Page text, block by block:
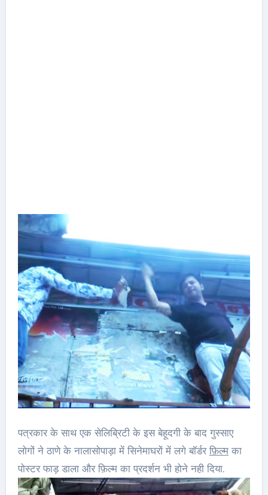
पत्रकार के साथ एक सेलिब्रिटी के इस बेहूदगी के बाद गुस्साए
लोगों ने ठाणे के नालासोपाड़ा में सिनेमाघरों में लगे बॉर्डरफ़िल्मका
पोस्टर फाड़ डाला और फ़िल्म का प्रदर्शन भी होने नही दिया.